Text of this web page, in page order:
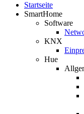
Startseite
SmartHome
Software
KNX
Hue